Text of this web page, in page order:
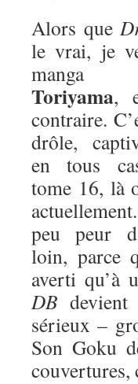
Alors que
le vrai, je
manga
Toriyama,
contraire.
drôle,
en tous
tome 16, là
peu peur
loin, parce
averti qu’à
DB
sérieux –
Son Goku
couvertures,